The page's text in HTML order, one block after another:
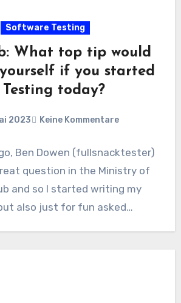
Software Testing
What top tip would
if you started
today?
2023 Keine Kommentare
Ben Dowen (fullsnacktester)
question in the Ministry of
and so I started writing my
also just for fun asked…